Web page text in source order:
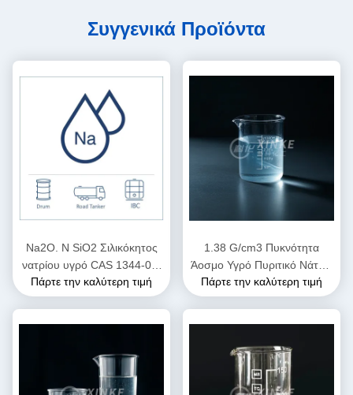
Συγγενικά Προϊόντα
Na2O. N SiO2 Σιλικόκητος
νατρίου υγρό CAS 1344-09-
8 Μη εύφλεκτο
Πάρτε την καλύτερη τιμή
1.38 G/cm3 Πυκνότητα
Άοσμο Υγρό Πυριτικό Νάτριο
με 10 - 100 CP Ιξώδες για
Βιομηχανικές Εφαρμογές
Πάρτε την καλύτερη τιμή